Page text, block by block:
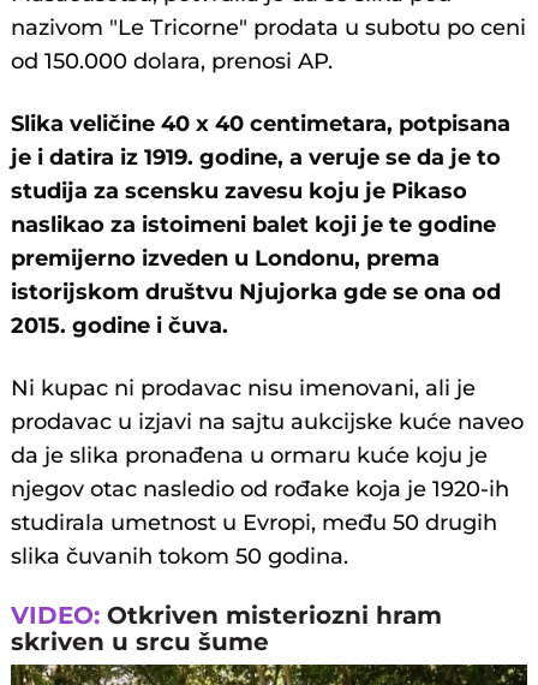
nazivom "Le Tricorne" prodata u subotu po ceni
od 150.000 dolara, prenosi AP.
Slika veličine 40 x 40 centimetara, potpisana
je i datira iz 1919. godine, a veruje se da je to
studija za scensku zavesu koju je Pikaso
naslikao za istoimeni balet koji je te godine
premijerno izveden u Londonu, prema
istorijskom društvu Njujorka gde se ona od
2015. godine i čuva.
Ni kupac ni prodavac nisu imenovani, ali je
prodavac u izjavi na sajtu aukcijske kuće naveo
da je slika pronađena u ormaru kuće koju je
njegov otac nasledio od rođake koja je 1920-ih
studirala umetnost u Evropi, među 50 drugih
slika čuvanih tokom 50 godina.
VIDEO:Otkriven misteriozni hram
skriven u srcu šume